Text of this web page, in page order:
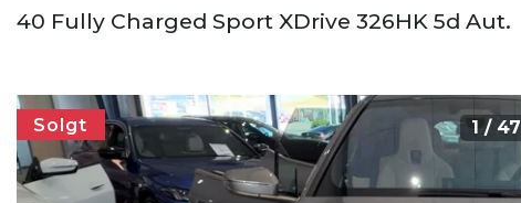
40 Fully Charged Sport XDrive 326HK 5d Aut.
Solgt 1 / 47